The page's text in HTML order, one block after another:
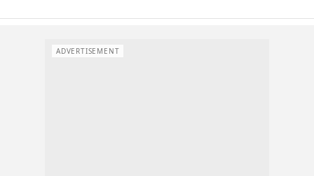
ADVERTISEMENT